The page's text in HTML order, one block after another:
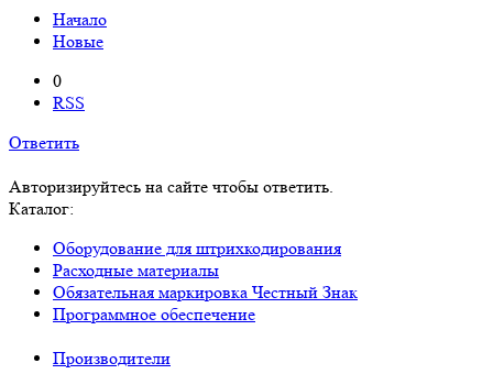
Начало
Новые
0
RSS
Ответить
Авторизируйтесь на сайте чтобы ответить.
Каталог:
Оборудование для штрихкодирования
Расходные материалы
Обязательная маркировка Честный Знак
Программное обеспечение
Производители